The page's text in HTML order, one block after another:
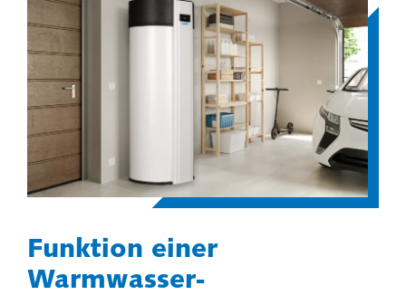
Funktion einer
Warmwasser-